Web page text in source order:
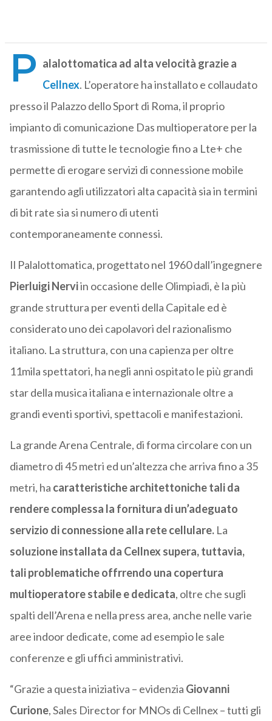
P alalottomatica ad alta velocità grazie a
Cellnex. L’operatore ha installato e collaudato
presso il Palazzo dello Sport di Roma, il proprio
impianto di comunicazione Das multioperatore per la
trasmissione di tutte le tecnologie fino a Lte+ che
permette di erogare servizi di connessione mobile
garantendo agli utilizzatori alta capacità sia in termini
di bit rate sia si numero di utenti
contemporaneamente connessi.
Il Palalottomatica, progettato nel 1960 dall’ingegnere
Pierluigi Nerviin occasione delle Olimpiadi, è la più
grande struttura per eventi della Capitale ed è
considerato uno dei capolavori del razionalismo
italiano. La struttura, con una capienza per oltre
11mila spettatori, ha negli anni ospitato le più grandi
star della musica italiana e internazionale oltre a
grandi eventi sportivi, spettacoli e manifestazioni.
La grande Arena Centrale, di forma circolare con un
diametro di 45 metri ed un’altezza che arriva fino a 35
metri, ha caratteristiche architettoniche tali da
rendere complessa la fornitura di un’adeguato
servizio di connessione alla rete cellulare.La
soluzione installata da Cellnex supera, tuttavia,
tali problematiche offrrendo una copertura
multioperatore stabile e dedicata, oltre che sugli
spalti dell’Arena e nella press area, anche nelle varie
aree indoor dedicate, come ad esempio le sale
conferenze e gli uffici amministrativi.
“Grazie a questa iniziativa – evidenzia Giovanni
Curione, Sales Director for MNOs di Cellnex – tutti gli